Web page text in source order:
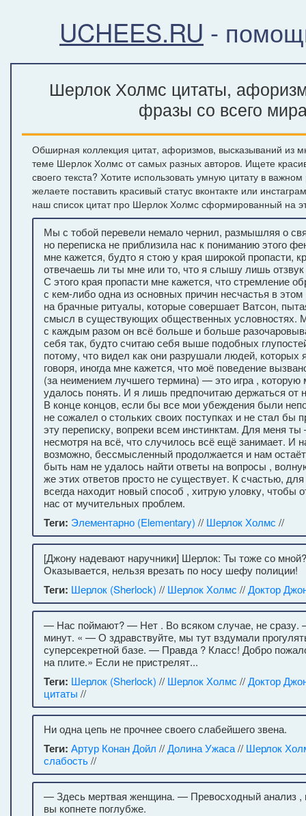
UCHEES.RU -
Шерлок Холмс цитаты,
фразы со всего
Обширная коллекция цитат, афоризмов, высказываний из
теме Шерлок Холмс от самых разных авторов. Ищете
своего текста? Хотите использовать умную цитату в
желаете поставить красивый статус вконтакте или
наш список цитат про Шерлок Холмс сформированный на
Мы с тобой перевели немало чернил, размышляя о
но переписка не приблизила нас к пониманию этого
мне кажется, будто я стою у края широкой пропасти,
отвечаешь ли ты мне или то, что я слышу лишь отзвук
С этого края пропасти мне кажется, что стремление
с кем-либо одна из основных причин несчастья в
на брачные ритуалы, которые совершает Ватсон,
смысл в существующих общественных условностях.
с каждым разом он всё больше и больше
себя так, будто считаю себя выше подобных
потому, что видел как они разрушали людей, которых
говоря, иногда мне кажется, что моё поведение
(за неимением лучшего термина) — это игра , которую
удалось понять. И я лишь предпочитаю держаться от
В конце концов, если бы все мои убеждения были
не сожалел о стольких своих поступках и не стал бы
эту переписку, вопреки всем инстинктам. Для меня ты
несмотря на всё, что случилось всё ещё занимает. И
возможно, бессмысленный продолжается и нам
быть нам не удалось найти ответы на вопросы ,
же этих ответов просто не существует. К счастью,
всегда находит новый способ , хитрую уловку, чтобы
нас от мучительных проблем.
Теги: Элементарно (Elementary) // Шерлок Холмс //
[Джону надевают наручники] Шерлок: Ты тоже со
Оказывается, нельзя врезать по носу шефу полиции!
Теги: Шерлок (Sherlock) // Шерлок Холмс //Доктор
— Нас поймают? — Нет . Во всяком случае, не сразу.
минут. « — О здравствуйте, мы тут вздумали
суперсекретной базе. — Правда ? Класс! Добро
на плите.» Если не пристрелят...
Теги: Шерлок (Sherlock) // Шерлок Холмс //Доктор
цитаты //
Ни одна цепь не прочнее своего слабейшего звена.
Теги: Артур Конан Дойл //Долина Ужаса// Шерлок
слабость//
— Здесь мертвая женщина. — Превосходный анализ ,
вы копнете поглубже.